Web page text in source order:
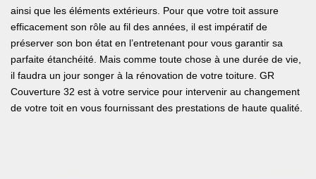
ainsi que les éléments extérieurs. Pour que votre toit assure
efficacement son rôle au fil des années, il est impératif de
préserver son bon état en l’entretenant pour vous garantir sa
parfaite étanchéité. Mais comme toute chose à une durée de vie,
il faudra un jour songer à la rénovation de votre toiture. GR
Couverture 32 est à votre service pour intervenir au changement
de votre toit en vous fournissant des prestations de haute qualité.